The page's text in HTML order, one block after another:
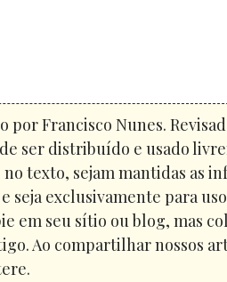
por Francisco Nunes.
ser distribuído e usado
texto, sejam mantidas as
seja exclusivamente para
em seu sítio ou blog, mas
Ao compartilhar nossos